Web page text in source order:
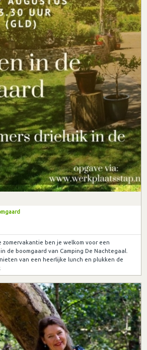
ben je welkom voor een
de boomgaard van Camping De Nachtegaal.
van een heerlijke lunch en plukken de